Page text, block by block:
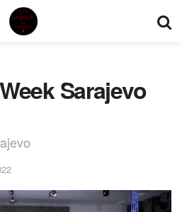
Sarajevo